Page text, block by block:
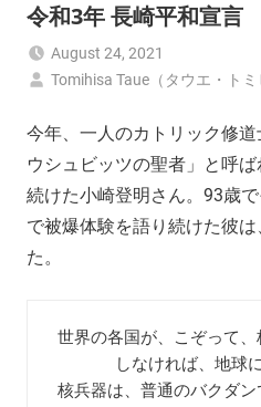
令和3年 長崎平和宣言
August 24, 2021
Tomihisa Taue（タウエ・トミ
今年、一人のカトリック修
ウシュビッツの聖者」と呼
続けた小崎登明さん。93歳
で被爆体験を語り続けた彼
た。
世界の各国が、こぞって、
しなければ、地球
核兵器は、普通のバクダ